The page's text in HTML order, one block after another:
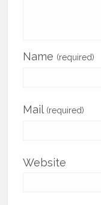
Name (required)
Mail (required)
Website